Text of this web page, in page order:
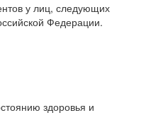
у лиц, следующих
Федерации.
здоровья и